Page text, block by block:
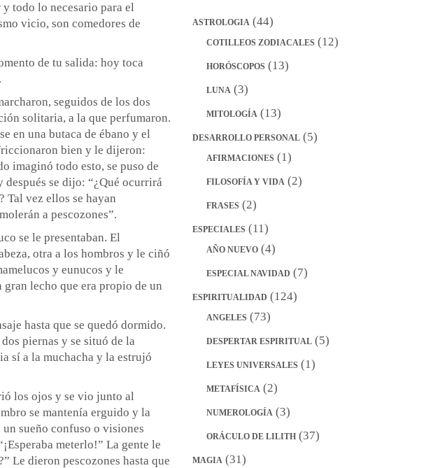
todo lo necesario para el
vicio, son comedores de
de tu salida: hoy toca
seguidos de los dos
solitaria, a la que perfumaron.
en una butaca de ébano y el
bien y le dijeron:
imaginó todo esto, se puso de
se dijo: “¿Qué ocurrirá
Tal vez ellos se hayan
a pescozones”.
se le presentaban. El
otra a los hombros y le ciñó
y eunucos y le
lecho que era propio de un
hasta que se quedó dormido.
piernas y se situó de la
sí a la muchacha y la estrujó
los ojos y se vio junto al
se mantenía erguido y la
sueño confuso o visiones
meterlo!” La gente le
Le dieron pescozones hasta que
ASTROLOGIA(44)
COTILLEOS ZODIACALES (12)
HORÓSCOPOS (13)
LUNA(3)
MITOLOGÍA(13)
DESARROLLO PERSONAL(5)
AFIRMACIONES (1)
FILOSOFÍA Y VIDA(2)
FRASES (2)
ESPECIALES (11)
AÑO NUEVO(4)
ESPECIAL NAVIDAD (7)
ESPIRITUALIDAD (124)
ANGELES (73)
DESPERTAR ESPIRITUAL(5)
LEYES UNIVERSALES (1)
METAFÍSICA(2)
NUMEROLOGÍA(3)
ORÁCULO DE LILITH(37)
MAGIA(31)